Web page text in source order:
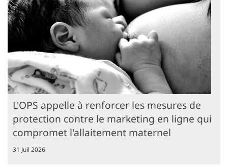
L'OPS appelle à renforcer les mesures de
protection contre le marketing en ligne qui
compromet l'allaitement maternel
31 Juil 2026